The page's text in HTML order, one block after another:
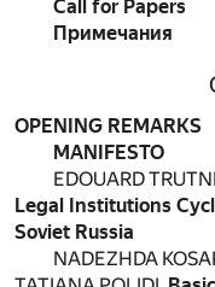
Call for Papers
Примечания
OPENING REMARKS
MANIFESTO
EDOUARD
Legal Institutions
Soviet Russia
NADEZHDA